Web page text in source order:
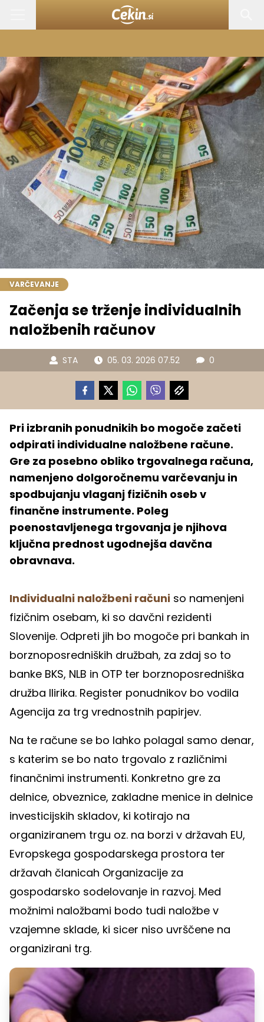
VARČEVANJE
Začenja se trženje individualnih
naložbenih računov
STA 05. 03. 2026 07.52 0
Pri izbranih ponudnikih bo mogoče začeti
odpirati individualne naložbene račune.
Gre za posebno obliko trgovalnega računa,
namenjeno dolgoročnemu varčevanju in
spodbujanju vlaganj fizičnih oseb v
finančne instrumente. Poleg
poenostavljenega trgovanja je njihova
ključna prednost ugodnejša davčna
obravnava.
Individualni naložbeni računi so namenjeni
fizičnim osebam, ki so davčni rezidenti
Slovenije. Odpreti jih bo mogoče pri bankah in
borznoposredniških družbah, za zdaj so to
banke BKS, NLB in OTP ter borznoposredniška
družba Ilirika. Register ponudnikov bo vodila
Agencija za trg vrednostnih papirjev.
Na te račune se bo lahko polagal samo denar,
s katerim se bo nato trgovalo z različnimi
finančnimi instrumenti. Konkretno gre za
delnice, obveznice, zakladne menice in delnice
investicijskih skladov, ki kotirajo na
organiziranem trgu oz. na borzi v državah EU,
Evropskega gospodarskega prostora ter
državah članicah Organizacije za
gospodarsko sodelovanje in razvoj. Med
možnimi naložbami bodo tudi naložbe v
vzajemne sklade, ki sicer niso uvrščene na
organizirani trg.